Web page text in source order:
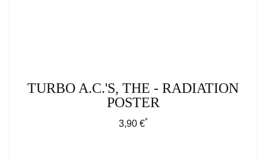
TURBO A.C.'S, THE - RADIATION
POSTER
Regulärer Preis:
3,90 €*